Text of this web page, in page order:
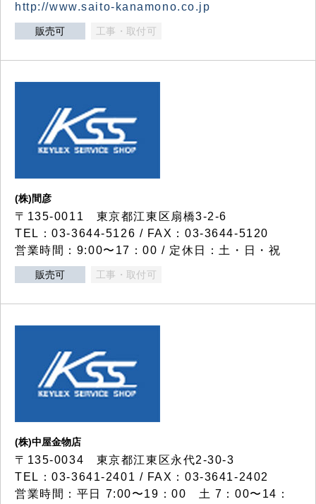
http://www.saito-kanamono.co.jp
販売可 工事・取付可
(株)間彦
〒135-0011 東京都江東区扇橋3-2-6
TEL：03-3644-5126 / FAX：03-3644-5120
営業時間：9:00〜17：00 / 定休日：土・日・祝
販売可 工事・取付可
(株)中屋金物店
〒135-0034 東京都江東区永代2-30-3
TEL：03-3641-2401 / FAX：03-3641-2402
営業時間：平日 7:00〜19：00 土 7：00〜14：